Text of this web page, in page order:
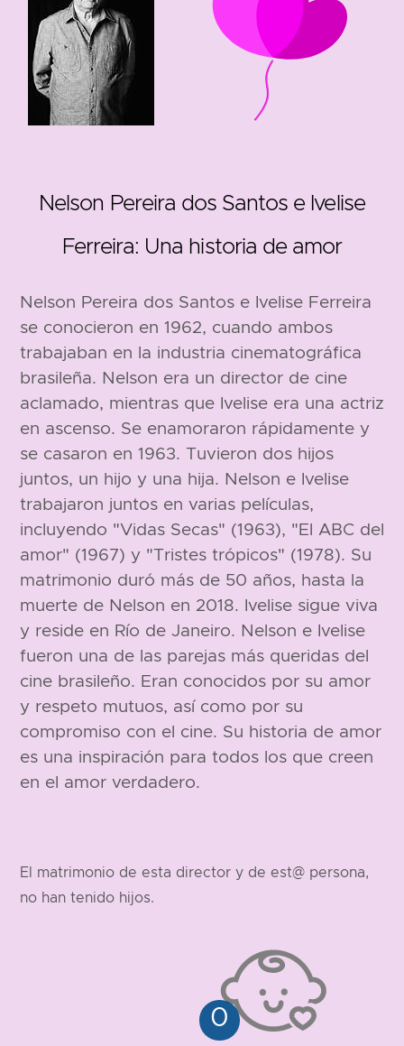
Nelson Pereira dos Santos e Ivelise
Ferreira: Una historia de amor
Nelson Pereira dos Santos e Ivelise Ferreira
se conocieron en 1962, cuando ambos
trabajaban en la industria cinematográfica
brasileña. Nelson era un director de cine
aclamado, mientras que Ivelise era una actriz
en ascenso. Se enamoraron rápidamente y
se casaron en 1963. Tuvieron dos hijos
juntos, un hijo y una hija. Nelson e Ivelise
trabajaron juntos en varias películas,
incluyendo "Vidas Secas" (1963), "El ABC del
amor" (1967) y "Tristes trópicos" (1978). Su
matrimonio duró más de 50 años, hasta la
muerte de Nelson en 2018. Ivelise sigue viva
y reside en Río de Janeiro. Nelson e Ivelise
fueron una de las parejas más queridas del
cine brasileño. Eran conocidos por su amor
y respeto mutuos, así como por su
compromiso con el cine. Su historia de amor
es una inspiración para todos los que creen
en el amor verdadero.
El matrimonio de esta director y de est@ persona,
no han tenido hijos.